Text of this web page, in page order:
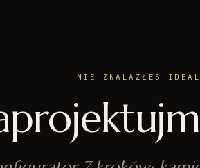
NIE ZNALAZŁEŚ